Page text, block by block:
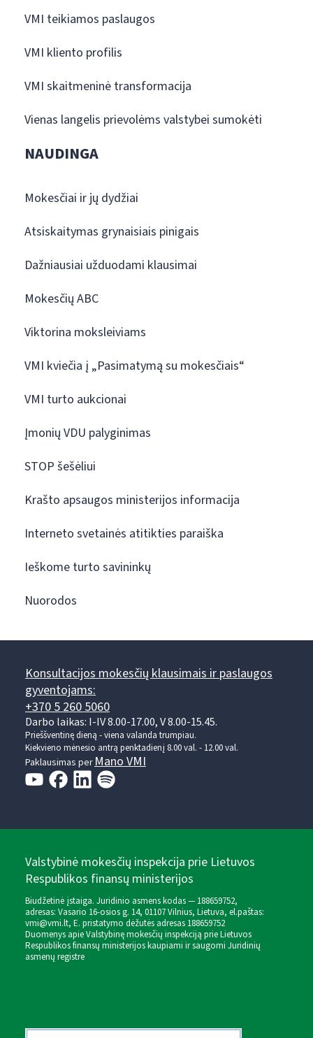
VMI teikiamos paslaugos
VMI kliento profilis
VMI skaitmeninė transformacija
Vienas langelis prievolėms valstybei sumokėti
NAUDINGA
Mokesčiai ir jų dydžiai
Atsiskaitymas grynaisiais pinigais
Dažniausiai užduodami klausimai
Mokesčių ABC
Viktorina moksleiviams
VMI kviečia į „Pasimatymą su mokesčiais“
VMI turto aukcionai
Įmonių VDU palyginimas
STOP šešėliui
Krašto apsaugos ministerijos informacija
Interneto svetainės atitikties paraiška
Ieškome turto savininkų
Nuorodos
Konsultacijos mokesčių klausimais ir paslaugos
gyventojams:
+370 5 260 5060
Darbo laikas: I-IV 8.00-17.00, V 8.00-15.45.
Prieššventinę dieną - viena valanda trumpiau.
Kiekvieno mėnesio antrą penktadienį 8.00 val. - 12.00 val.
Paklausimas perMano VMI
Valstybinė mokesčių inspekcija prie Lietuvos
Respublikos finansų ministerijos
Biudžetinė įstaiga. Juridinio asmens kodas — 188659752,
adresas: Vasario 16-osios g. 14, 01107 Vilnius, Lietuva, el.paštas:
vmi@vmi.lt, E. pristatymo dėžutės adresas 188659752
Duomenys apie Valstybinę mokesčių inspekciją prie Lietuvos
Respublikos finansų ministerijos kaupiami ir saugomi Juridinių
asmenų registre